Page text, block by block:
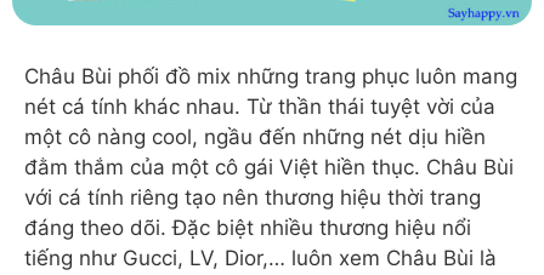
Châu Bùi phối đồ mix những trang phục luôn mang
nét cá tính khác nhau. Từ thần thái tuyệt vời của
một cô nàng cool, ngầu đến những nét dịu hiền
đằm thắm của một cô gái Việt hiền thục. Châu Bùi
với cá tính riêng tạo nên thương hiệu thời trang
đáng theo dõi. Đặc biệt nhiều thương hiệu nổi
tiếng như Gucci, LV, Dior,… luôn xem Châu Bùi là